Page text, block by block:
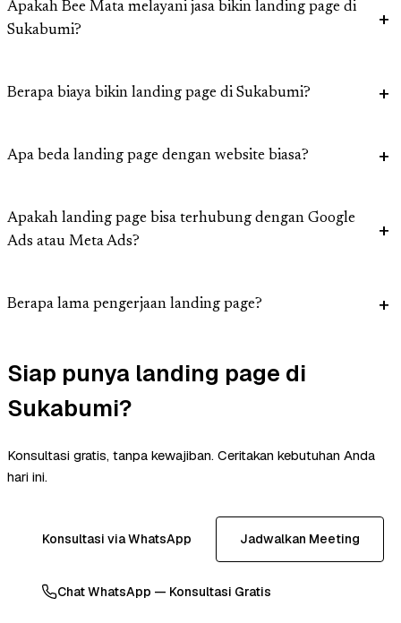
Apakah Bee Mata melayani jasa bikin landing page di
Sukabumi?
Berapa biaya bikin landing page di Sukabumi?
Apa beda landing page dengan website biasa?
Apakah landing page bisa terhubung dengan Google
Ads atau Meta Ads?
Berapa lama pengerjaan landing page?
Siap punya landing page di
Sukabumi?
Konsultasi gratis, tanpa kewajiban. Ceritakan kebutuhan Anda
hari ini.
Konsultasi via WhatsApp Jadwalkan Meeting
Chat WhatsApp — Konsultasi Gratis